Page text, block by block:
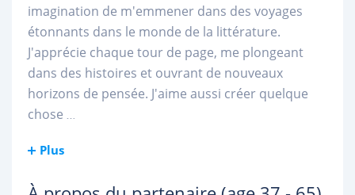
imagination de m'emmener dans des voyages
étonnants dans le monde de la littérature.
J'apprécie chaque tour de page, me plongeant
dans des histoires et ouvrant de nouveaux
horizons de pensée. J'aime aussi créer quelque
chose ...
Plus